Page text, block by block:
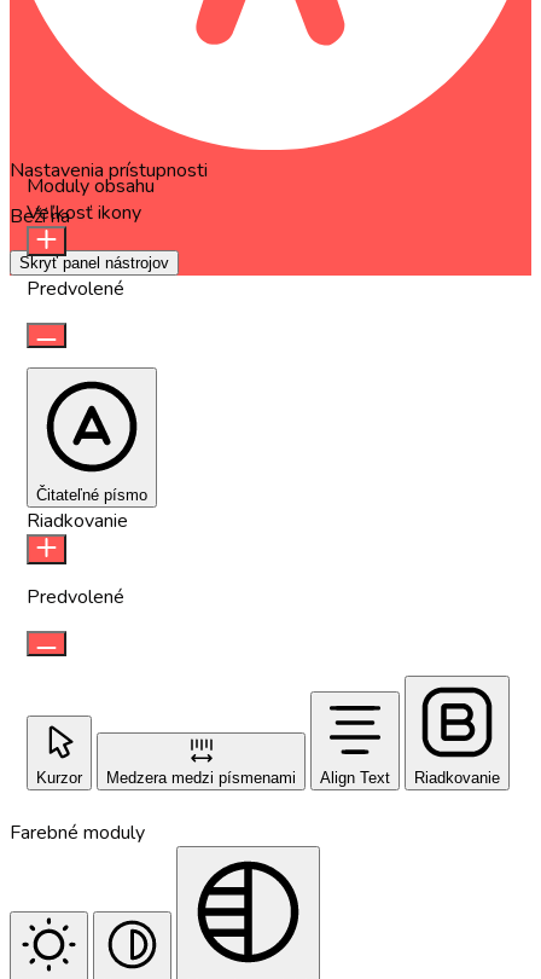
Nastavenia prístupnosti
Beží naOneTap
Skryť panel nástrojov
Moduly obsahu
Veľkosť ikony
Predvolené
Čitateľné písmo
Riadkovanie
Predvolené
Kurzor Medzera medzi písmenami Align Text Riadkovanie
Farebné moduly